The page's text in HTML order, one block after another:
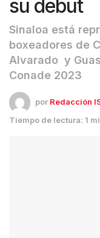
su debut
Sinaloa está
boxeadores de
Alvarado y
Conade 2023
por Redacción
Tiempo de lectura: 1